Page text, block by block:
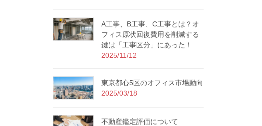
A工事、B工事、C工事とは？オ
フィス原状回復費用を削減する
鍵は「工事区分」にあった！
2025/11/12
東京都心5区のオフィス市場動向
2025/03/18
不動産鑑定評価について